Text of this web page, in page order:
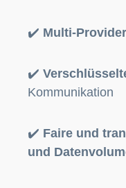
✔️ Multi-Provider
✔️
Kommunikation
✔️ Faire und
und